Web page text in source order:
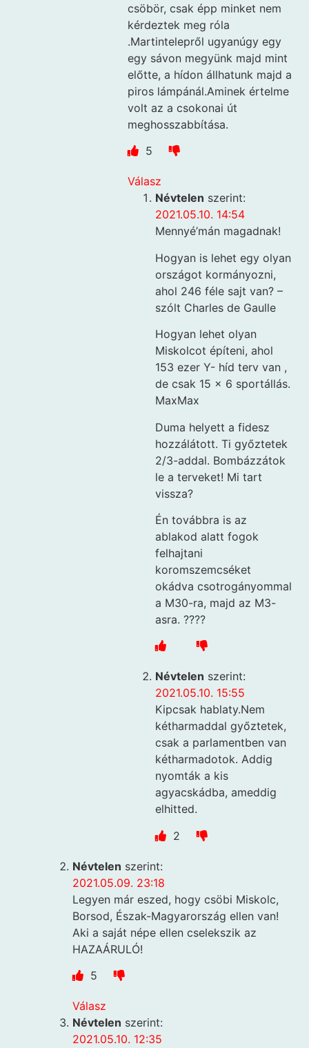
csöbör, csak épp minket nem
kérdeztek meg róla
.Martintelepről ugyanúgy egy
egy sávon megyünk majd mint
előtte, a hídon állhatunk majd a
piros lámpánál.Aminek értelme
volt az a csokonai út
meghosszabbítása.
5
Válasz
Névtelen szerint:
2021.05.10. 14:54
Mennyé’mán magadnak!
Hogyan is lehet egy olyan
országot kormányozni,
ahol 246 féle sajt van? –
szólt Charles de Gaulle
Hogyan lehet olyan
Miskolcot építeni, ahol
153 ezer Y- híd terv van ,
de csak 15 x 6 sportállás.
MaxMax
Duma helyett a fidesz
hozzálátott. Ti győztetek
2/3-addal. Bombázzátok
le a terveket! Mi tart
vissza?
Én továbbra is az
ablakod alatt fogok
felhajtani
koromszemcséket
okádva csotrogányommal
a M30-ra, majd az M3-
asra. ????
Névtelen szerint:
2021.05.10. 15:55
Kipcsak hablaty.Nem
kétharmaddal győztetek,
csak a parlamentben van
kétharmadotok. Addig
nyomták a kis
agyacskádba, ameddig
elhitted.
2
Névtelen szerint:
2021.05.09. 23:18
Legyen már eszed, hogy csöbi Miskolc,
Borsod, Észak-Magyarország ellen van!
Aki a saját népe ellen cselekszik az
HAZAÁRULÓ!
5
Válasz
Névtelen szerint:
2021.05.10. 12:35